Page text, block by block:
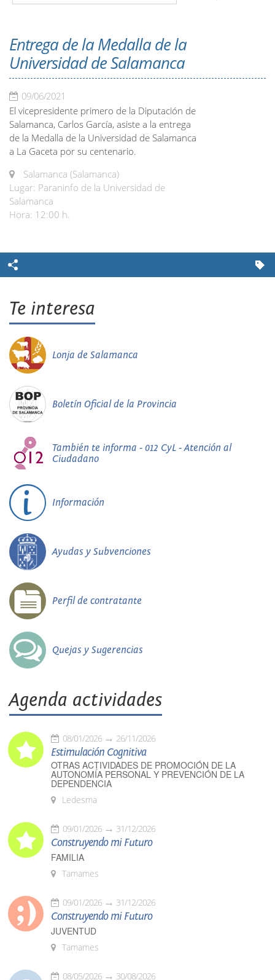
Entrega de la Medalla de la
Universidad de Salamanca
09/06/2021
El vicepresidente primero de la Diputación de
Salamanca, Carlos García, asiste a la entrega
de la Medalla de la Universidad de Salamanca
a La Gaceta por su centenario.
Salamanca (Salamanca)
Lugar: Paraninfo de la Universidad de
Salamanca
Hora: 12:00 h.
Te interesa
Lonja de Salamanca
Boletín Oficial de la Provincia
También te informa - 012 CyL - Atención al
Ciudadano
Información
Ayudas y Subvenciones
Perfil de contratante
Quejas y Sugerencias
Agenda actividades
08/01/2026 26/11/2026
Estimulación Cognitiva
OTRAS ACTIVIDADES DE PROMOCIÓN DE LA
AUTONOMÍA PERSONAL Y PREVENCIÓN DE LA
DEPENDENCIA
Ledesma
09/01/2026 31/12/2026
Construyendo mi Futuro
FAMILIA
Tamames
09/01/2026 31/12/2026
Construyendo mi Futuro
JUVENTUD
Tamames
08/05/2026 30/08/2026